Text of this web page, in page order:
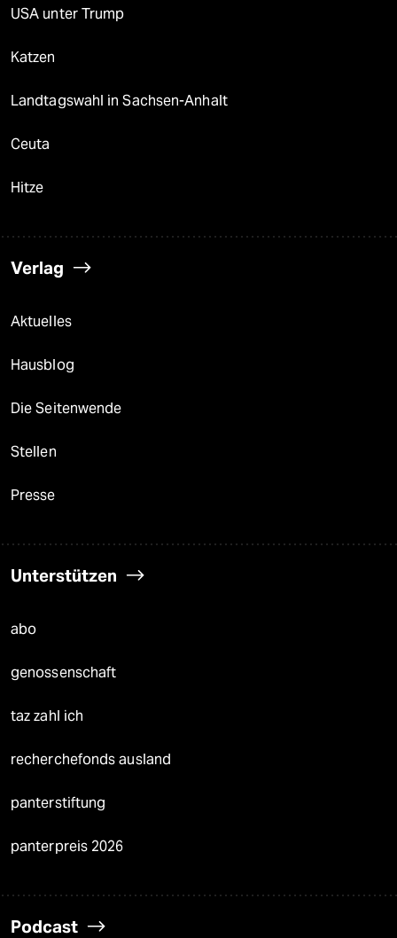
USA unter Trump
Katzen
Landtagswahl in Sachsen-Anhalt
Ceuta
Hitze
Verlag
Aktuelles
Hausblog
Die Seitenwende
Stellen
Presse
Unterstützen
abo
genossenschaft
taz zahl ich
recherchefonds ausland
panterstiftung
panterpreis 2026
Podcast